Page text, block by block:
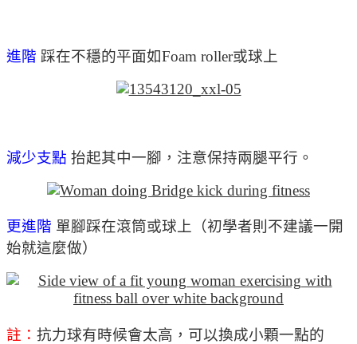
進階 踩在不穩的平面如Foam roller或球上
減少支點 抬起其中一腳，注意保持兩腿平行。
更進階 單腳踩在滾筒或球上（初學者則不建議一開
始就這麼做）
註： 抗力球有時候會太高，可以換成小顆一點的